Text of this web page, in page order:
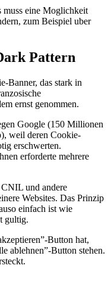
muss eine Moglichkeit
zum Beispiel uber
Pattern
Banner, das stark in
ernst genommen.
Google (150 Millionen
weil deren Cookie-
erschwerten.
erforderte mehrere
und andere
Websites. Das Prinzip
einfach ist wie
gultig.
Button hat,
ablehnen”-Button stehen.